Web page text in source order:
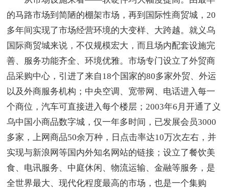
的马路市场到简陋的棚架市场，再到国际性商贸城，20
多年间实现了市场经营环境的大变样、大跨越。就义乌
国际商贸城来说，不仅规模宏大，而且场内配套设施完
善、服务功能齐全、环境优雅。市场专门设立了外贸商
品采购中心，引进了来自18个国家的80多家外贸、外运
以及外商服务机构；中央空调、宽带网、电话进入每一
个商位，汽车可直接进入每个楼层；2003年6月开通了义
乌中国小商品数字城，仅一年多时间，已发展会员3000
多家，上网商品50余万种，日点击率达10万次左右，并
实现与新浪网等国内外知名网站的链接；设立了餐饮美
食、电讯服务、中庭休闲、物流运输、金融等服务，是
全世界最大、现代化程度最高的市场，也是一个集购